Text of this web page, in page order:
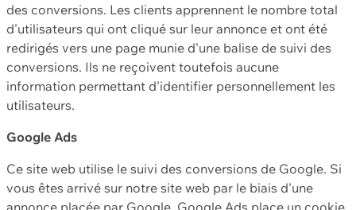
des conversions. Les clients apprennent le nombre total
d'utilisateurs qui ont cliqué sur leur annonce et ont été
redirigés vers une page munie d'une balise de suivi des
conversions. Ils ne reçoivent toutefois aucune
information permettant d'identifier personnellement les
utilisateurs.
Google Ads
Ce site web utilise le suivi des conversions de Google. Si
vous êtes arrivé sur notre site web par le biais d'une